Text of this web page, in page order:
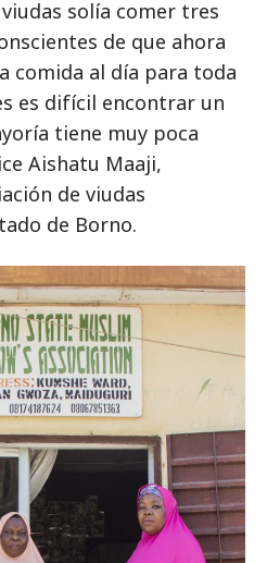
solía comer tres
de que ahora
comida al día para toda
es difícil encontrar un
tiene muy poca
Aishatu Maaji,
de viudas
de Borno.